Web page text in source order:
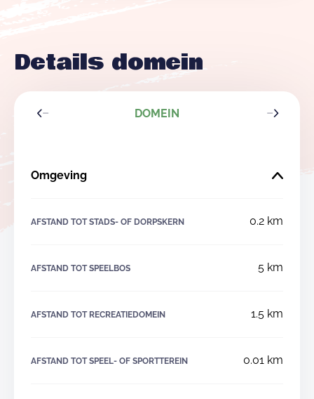
Details domein
DOMEIN
Omgeving
AFSTAND TOT STADS- OF DORPSKERN 0.2 km
AFSTAND TOT SPEELBOS 5 km
AFSTAND TOT RECREATIEDOMEIN 1.5 km
AFSTAND TOT SPEEL- OF SPORTTEREIN 0.01 km